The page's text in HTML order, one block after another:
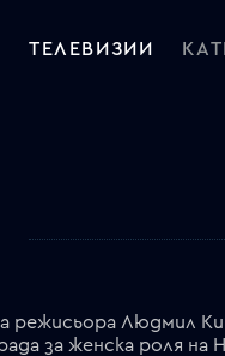
ТЕЛЕВИЗИИ
режисьора Людмил
за женска роля